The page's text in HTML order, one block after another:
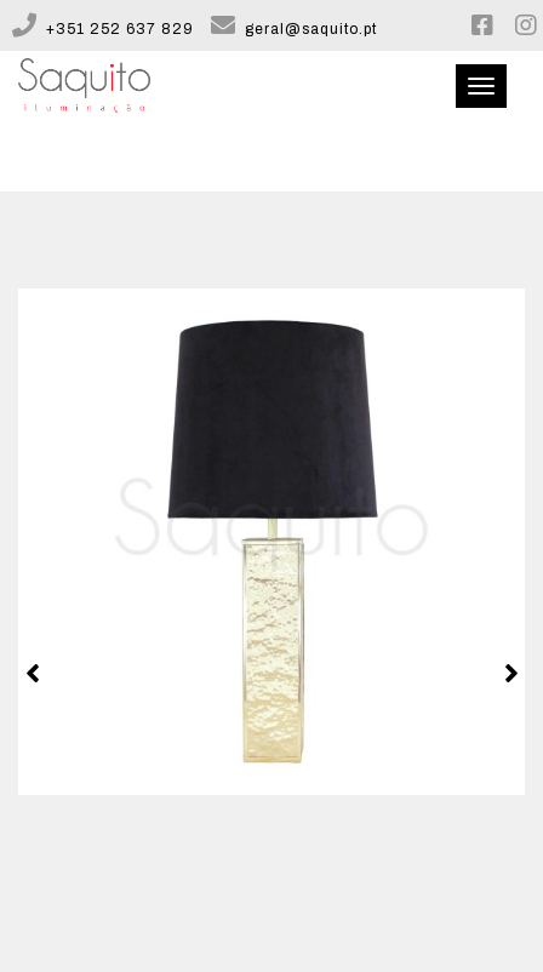
+351 252 637 829 geral@saquito.pt
Toggle